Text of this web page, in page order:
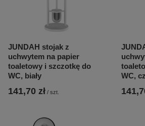
JUNDAH stojak z
uchwytem na papier
toaletowy i szczotkę do
WC, biały
141,70 zł / szt.
WC,